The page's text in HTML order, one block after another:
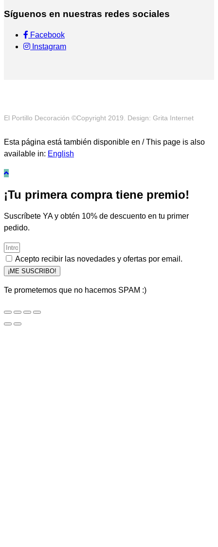
Síguenos en nuestras redes sociales
Facebook
Instagram
El Portillo Decoración ©Copyright 2019. Design: Grita Internet
Esta página está también disponible en / This page is also
available in: English
¡Tu primera compra tiene premio!
Suscríbete YA y obtén 10% de descuento en tu primer
pedido.
Acepto recibir las novedades y ofertas por email.
¡ME SUSCRIBO!
Te prometemos que no hacemos SPAM :)